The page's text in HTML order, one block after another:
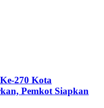
270 Kota
Pemkot Siapkan